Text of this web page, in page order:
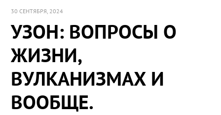
30 СЕНТЯБРЯ, 2024
УЗОН: ВОПРОСЫ О
ЖИЗНИ,
ВУЛКАНИЗМАХ И
ВООБЩЕ.